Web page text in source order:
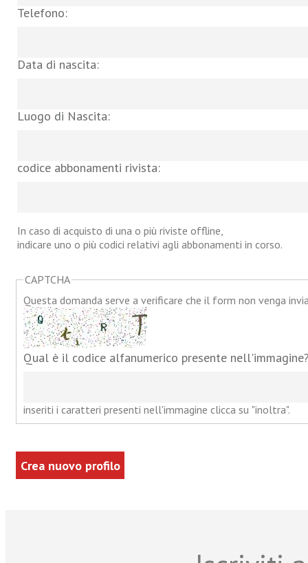
Telefono:
Data di nascita:
Luogo di Nascita:
codice abbonamenti rivista:
In caso di acquisto di una o più riviste offline,
indicare uno o più codici relativi agli abbonamenti in corso.
CAPTCHA
Questa domanda serve a verificare che il form non venga
Qual è il codice alfanumerico presente
inseriti i caratteri presenti nell'immagine clicca su "inoltra".